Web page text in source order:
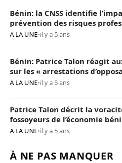
Bénin: la CNSS identifie
prévention des risques
A LA UNE•il y a 5 ans
Bénin: Patrice Talon réagit
sur les « arrestations
A LA UNE•il y a 5 ans
Patrice Talon décrit la
fossoyeurs de l’économie
A LA UNE•il y a 5 ans
À NE PAS MANQUER